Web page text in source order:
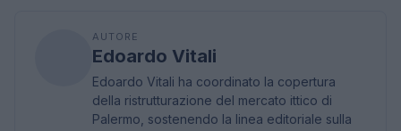
AUTORE
Edoardo Vitali
Edoardo Vitali ha coordinato la copertura
della ristrutturazione del mercato ittico di
Palermo, sostenendo la linea editoriale sulla